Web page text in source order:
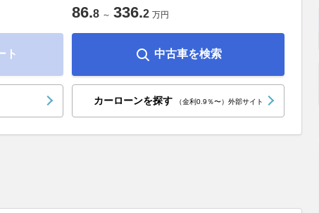
ト
86.8 ～ 336.2 万円
中古車を検索
カーローンを探す （金利0.9％〜）外部サイト